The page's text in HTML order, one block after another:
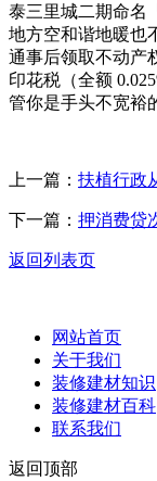
泰三里城二期命名
地方空和谐地暖也
通事后领取不动产
印花税（全额
管你是手头不宽裕
上一篇： 扶植行政
下一篇： 押消费贷
返回列表页
网站首页
关于我们
装修建材知识
装修建材百科
联系我们
返回顶部